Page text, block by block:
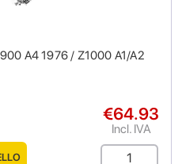
A4 1976 / Z1000 A1/A2
€64.93
Incl. IVA